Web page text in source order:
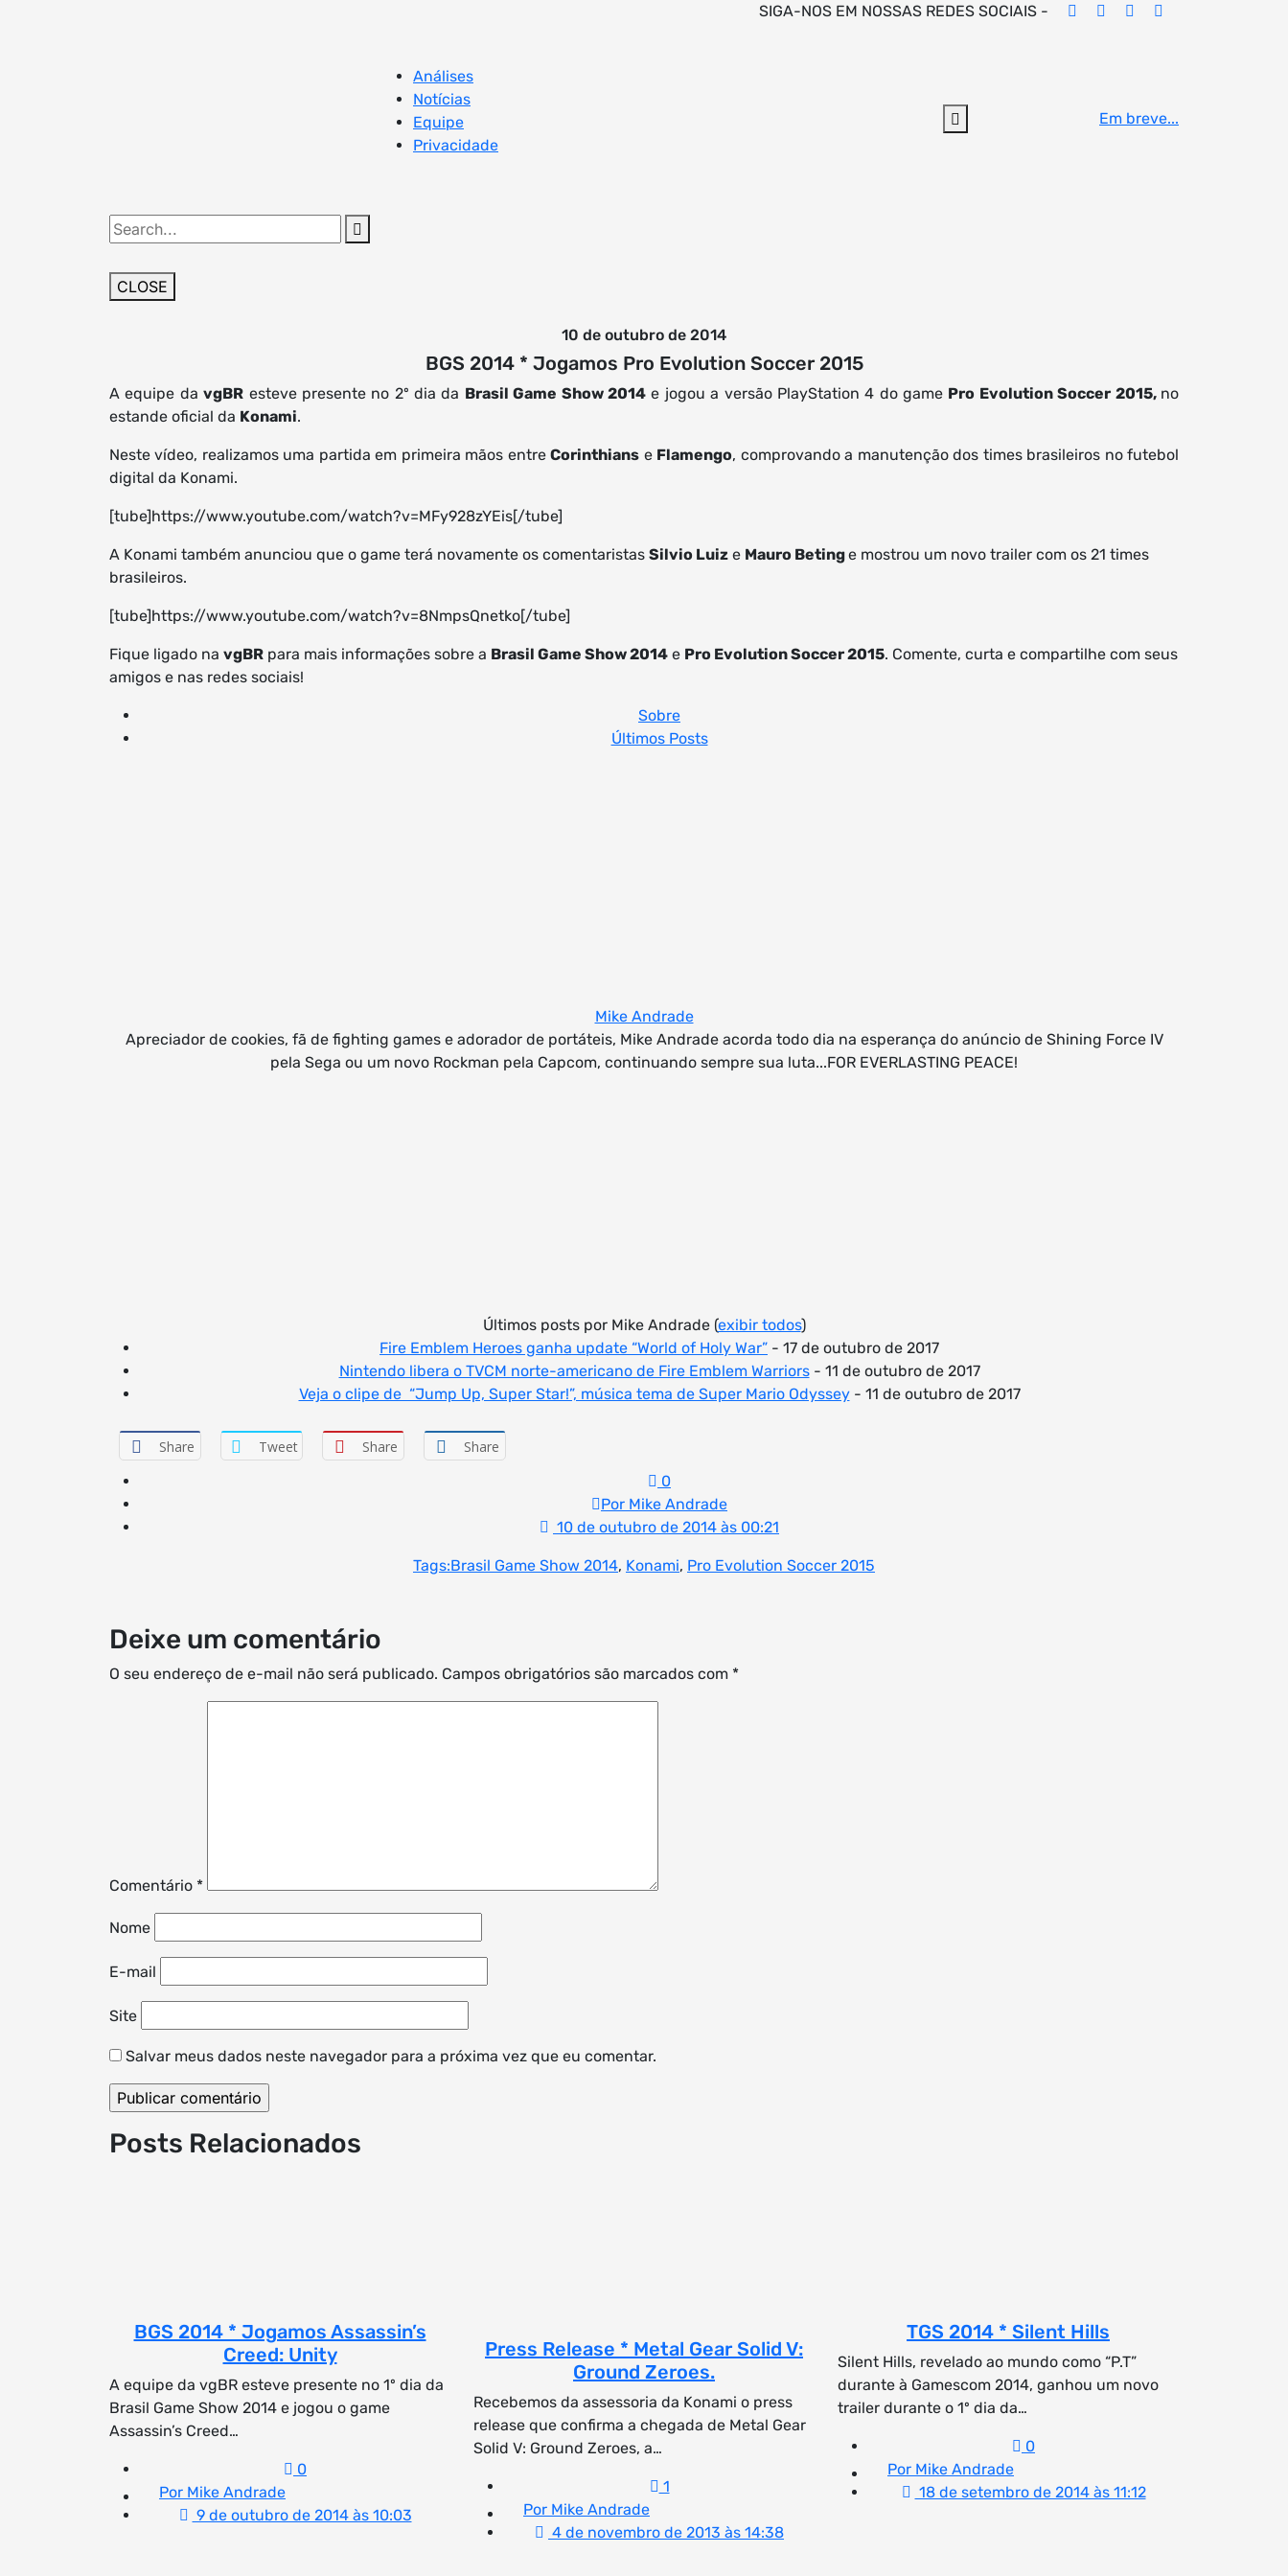
SIGA-NOS EM NOSSAS REDES SOCIAIS -
Análises
Notícias
Equipe
Privacidade
Em breve...
Search
for:
CLOSE
10 de outubro de 2014
BGS 2014 * Jogamos Pro Evolution Soccer 2015
A equipe davgBR esteve presente no 2º dia da Brasil Game Show 2014 e jogou a versão PlayStation 4 do game Pro Evolution Soccer 2015, no
estande oficial da Konami.
Neste vídeo, realizamos uma partida em primeira mãos entreCorinthians e Flamengo, comprovando a manutenção dos times brasileiros no futebol
digital da Konami.
[tube]https://www.youtube.com/watch?v=MFy928zYEis[/tube]
A Konami também anunciou que o game terá novamente os comentaristas Silvio Luiz e Mauro Betinge mostrou um novo trailer com os 21 times
brasileiros.
[tube]https://www.youtube.com/watch?v=8NmpsQnetko[/tube]
Fique ligado na vgBR para mais informações sobre a Brasil Game Show 2014 e Pro Evolution Soccer 2015. Comente, curta e compartilhe com seus
amigos e nas redes sociais!
Sobre
Últimos Posts
Mike Andrade
Apreciador de cookies, fã de fighting games e adorador de portáteis, Mike Andrade acorda todo dia na esperança do anúncio de Shining Force IV
pela Sega ou um novo Rockman pela Capcom, continuando sempre sua luta...FOR EVERLASTING PEACE!
Últimos posts por Mike Andrade (exibir todos)
Fire Emblem Heroes ganha update “World of Holy War” - 17 de outubro de 2017
Nintendo libera o TVCM norte-americano de Fire Emblem Warriors- 11 de outubro de 2017
Veja o clipe de “Jump Up, Super Star!”, música tema de Super Mario Odyssey- 11 de outubro de 2017
Share Tweet Share
Share
0
Por Mike Andrade
10 de outubro de 2014 às 00:21
Tags:Brasil Game Show 2014, Konami, Pro Evolution Soccer 2015
Deixe um comentário
O seu endereço de e-mail não será publicado. Campos obrigatórios são marcados com *
Comentário *
Nome
E-mail
Site
Salvar meus dados neste navegador para a próxima vez que eu comentar.
Posts Relacionados
BGS 2014 * Jogamos Assassin’s
Creed: Unity
A equipe da vgBR esteve presente no 1º dia da
Brasil Game Show 2014 e jogou o game
Assassin’s Creed…
0
Por Mike Andrade
9 de outubro de 2014 às 10:03
Press Release * Metal Gear Solid V:
Ground Zeroes.
Recebemos da assessoria da Konami o press
release que confirma a chegada de Metal Gear
Solid V: Ground Zeroes, a…
1
Por Mike Andrade
4 de novembro de 2013 às 14:38
TGS 2014 * Silent Hills
Silent Hills, revelado ao mundo como “P.T”
durante à Gamescom 2014, ganhou um novo
trailer durante o 1º dia da…
0
Por Mike Andrade
18 de setembro de 2014 às 11:12